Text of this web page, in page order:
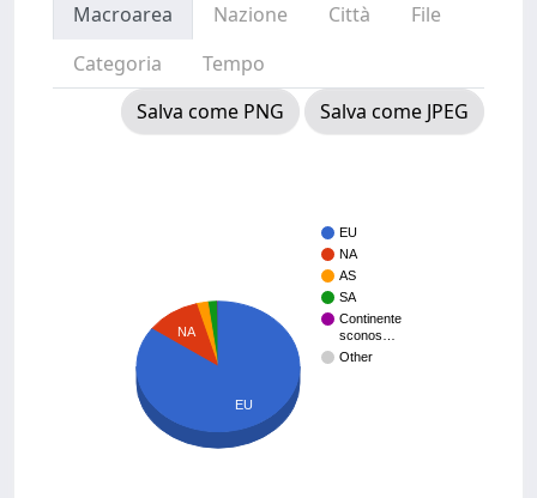
Macroarea Nazione Città
File
Categoria
Tempo
Salva come PNG
Salva come JPEG
EU
NA
AS
SA
Continente
sconos…
Other
NA
EU